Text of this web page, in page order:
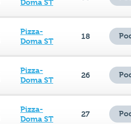
Doma ST
Pizza-
Doma ST
18
Pizza-
Doma ST
26
Pizza-
Doma ST
27